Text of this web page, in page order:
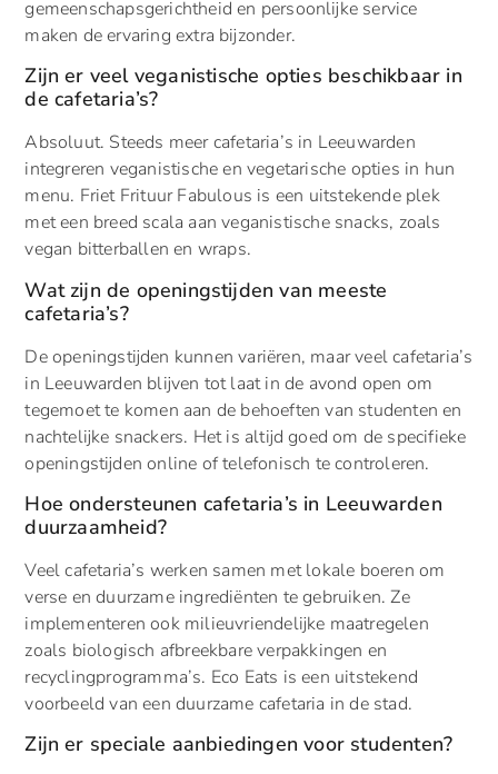
gemeenschapsgerichtheid en persoonlijke service
maken de ervaring extra bijzonder.
Zijn er veel veganistische opties beschikbaar in
de cafetaria’s?
Absoluut. Steeds meer cafetaria’s in Leeuwarden
integreren veganistische en vegetarische opties in hun
menu. Friet Frituur Fabulous is een uitstekende plek
met een breed scala aan veganistische snacks, zoals
vegan bitterballen en wraps.
Wat zijn de openingstijden van meeste
cafetaria’s?
De openingstijden kunnen variëren, maar veel cafetaria’s
in Leeuwarden blijven tot laat in de avond open om
tegemoet te komen aan de behoeften van studenten en
nachtelijke snackers. Het is altijd goed om de specifieke
openingstijden online of telefonisch te controleren.
Hoe ondersteunen cafetaria’s in Leeuwarden
duurzaamheid?
Veel cafetaria’s werken samen met lokale boeren om
verse en duurzame ingrediënten te gebruiken. Ze
implementeren ook milieuvriendelijke maatregelen
zoals biologisch afbreekbare verpakkingen en
recyclingprogramma’s. Eco Eats is een uitstekend
voorbeeld van een duurzame cafetaria in de stad.
Zijn er speciale aanbiedingen voor studenten?